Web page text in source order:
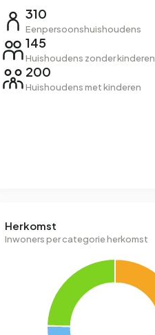
310
Eenpersoonshuishoudens
145
Huishoudens zonder kinderen
200
Huishoudens met kinderen
Herkomst
Inwoners per categorie herkomst